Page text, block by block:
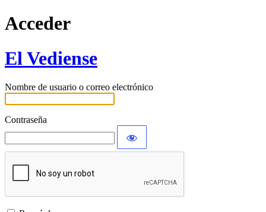
Acceder
El Vediense
Nombre de usuario o correo electrónico
Contraseña